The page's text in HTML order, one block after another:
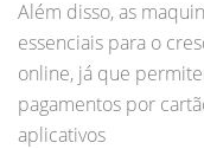
Além disso, as
essenciais para o
online, já que
pagamentos por
aplicativos